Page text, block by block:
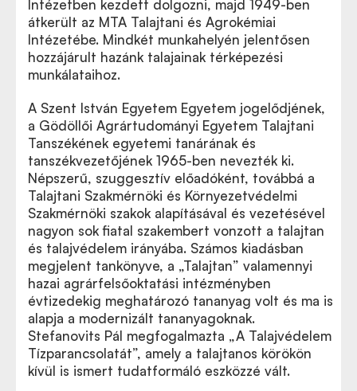
Intézetben kezdett dolgozni, majd 1949-ben
átkerült az MTA Talajtani és Agrokémiai
Intézetébe. Mindkét munkahelyén jelentősen
hozzájárult hazánk talajainak térképezési
munkálataihoz.
A Szent István Egyetem Egyetem jogelődjének,
a Gödöllői Agrártudományi Egyetem Talajtani
Tanszékének egyetemi tanárának és
tanszékvezetőjének 1965-ben nevezték ki.
Népszerű, szuggesztív előadóként, továbbá a
Talajtani Szakmérnöki és Környezetvédelmi
Szakmérnöki szakok alapításával és vezetésével
nagyon sok fiatal szakembert vonzott a talajtan
és talajvédelem irányába. Számos kiadásban
megjelent tankönyve, a „Talajtan” valamennyi
hazai agrárfelsőoktatási intézményben
évtizedekig meghatározó tananyag volt és ma is
alapja a modernizált tananyagoknak.
Stefanovits Pál megfogalmazta „A Talajvédelem
Tízparancsolatát”, amely a talajtanos körökön
kívül is ismert tudatformáló eszközzé vált.